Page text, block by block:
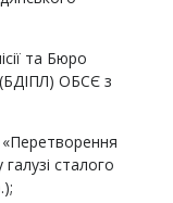
та Бюро
(БДІПЛ) ОБСЄ з
сталого